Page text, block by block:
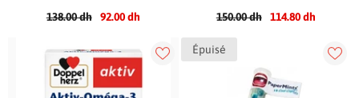
138.00 dh 92.00 dh 150.00 dh 114.80 dh
Épuisé